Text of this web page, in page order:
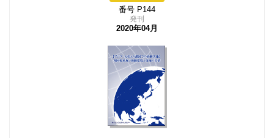
番号 P144
発刊
2020年04月